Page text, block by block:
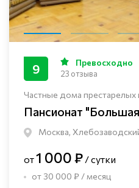
Частные дома престарелых
Пансионат
Москва,
9 Превосходно
23 отзыва
от1 000 ₽ / сутки
от 30 000 ₽ / месяц